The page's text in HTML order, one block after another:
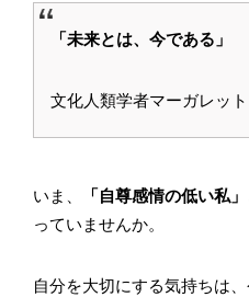
「未来とは、今である」
文化人類学者マーガレッ
いま、 「自尊感情の低い私
っていませんか。
自分を大切にする気持ちは